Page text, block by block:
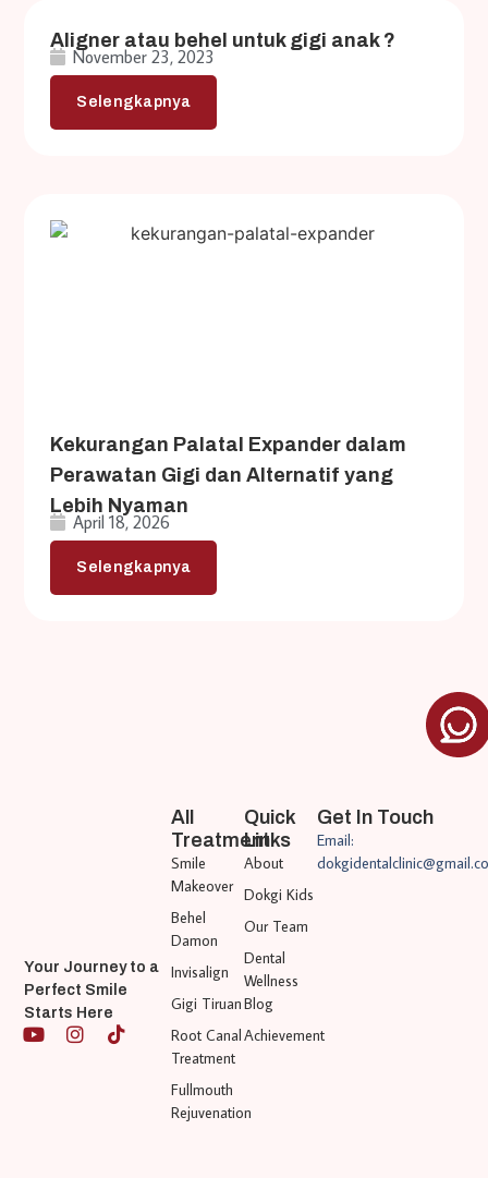
Aligner atau behel untuk gigi anak ?
November 23, 2023
Selengkapnya
Kekurangan Palatal Expander dalam
Perawatan Gigi dan Alternatif yang
Lebih Nyaman
April 18, 2026
Selengkapnya
Your Journey to a
Perfect Smile
Starts Here
Quick
Links
About
Dokgi Kids
Our Team
Dental
Wellness
Blog
Achievement
All
Treatment
Smile
Makeover
Behel
Damon
Invisalign
Gigi Tiruan
Root Canal
Treatment
Fullmouth
Rejuvenation
Get In Touch
Email: